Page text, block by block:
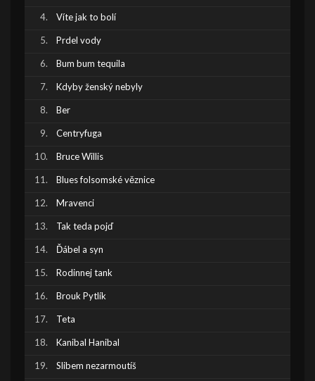
Víte jak to bolí
Prdel vody
Bum bum tequila
Kdyby ženský nebyly
Ber
Centryfuga
Bruce Willis
Blues folsomské věznice
Mravenci
Tak teda pojď
Ďábel a syn
Rodinnej tank
Brouk Pytlík
Teta
Kanibal Hanibal
Slibem nezarmoutíš